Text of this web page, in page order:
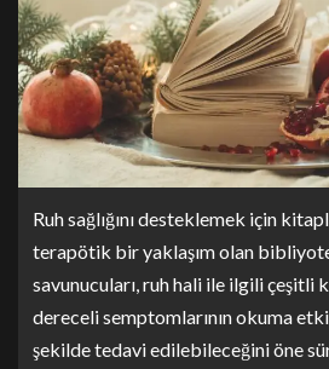
Ruh sağlığını desteklemek için
terapötik bir yaklaşım olan
savunucuları, ruh hali ile ilgili çeşitli
dereceli semptomlarının okuma
şekilde tedavi edilebileceğini öne